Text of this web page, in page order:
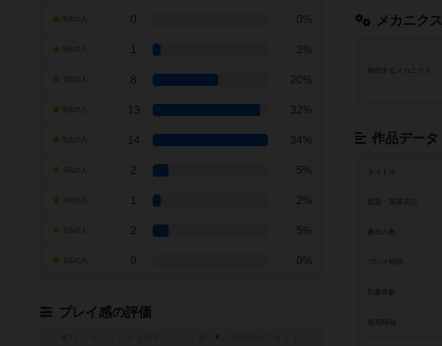
メカニクス
頻出するメカニクス
作品データ
タイトル
参加人数
0 0%
1 2%
7点の人 8 20%
13 32%
14 34%
2 5%
1 2%
2 5%
0 0%
プレイ感の評価
※